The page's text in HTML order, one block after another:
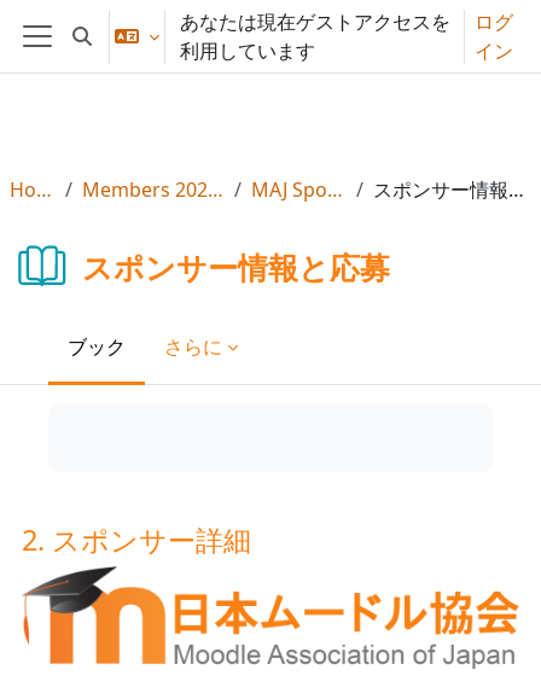
メインコンテンツへスキップする
サイドパネル
検索入力に切り替える
あなたは現在ゲストアクセスを
利用しています
ログ
イン
Home Members 2026年度 MAJ Sponsor スポンサー情報と応募
スポンサー情報と応募
ブック さらに
2. スポンサー詳細